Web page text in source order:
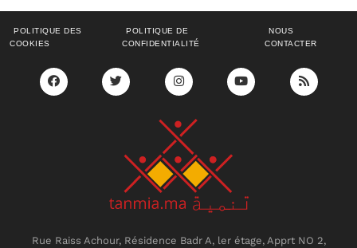
POLITIQUE DES
COOKIES
POLITIQUE DE
CONFIDENTIALITÉ
NOUS
CONTACTER
Rue Raiss Achour, Résidence Badr A, ler étage, Apprt NO 2,